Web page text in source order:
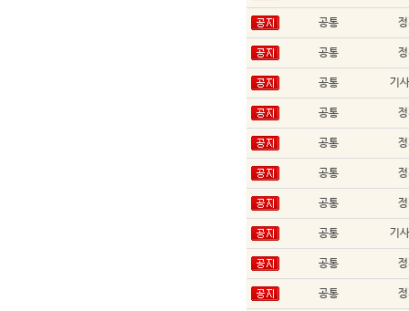
공통
공통
공통 기
공통
공통
공통
공통
공통 기
공통
공통